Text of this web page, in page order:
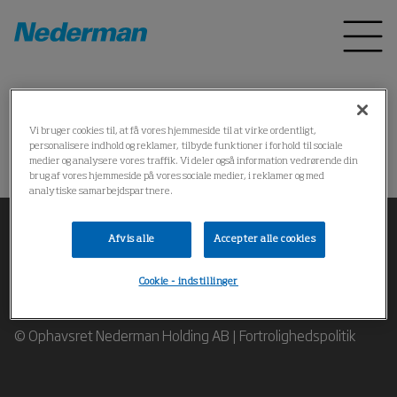
Home Produkter *
Kunne ikke finde produktet
© Ophavsret Nederman Holding AB | Fortrolighedspolitik
Vi bruger cookies til, at få vores hjemmeside til at virke ordentligt,
personalisere indhold og reklamer, tilbyde funktioner i forhold til sociale
medier og analysere vores traffik. Vi deler også information vedrørende din
brug af vores hjemmeside på vores sociale medier, i reklamer og med
analytiske samarbejdspartnere.
Afvis alle Accepter alle cookies
Cookie - indstillinger